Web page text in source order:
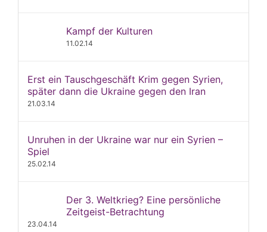
Kampf der Kulturen
11.02.14
Erst ein Tauschgeschäft Krim gegen Syrien,
später dann die Ukraine gegen den Iran
21.03.14
Unruhen in der Ukraine war nur ein Syrien –
Spiel
25.02.14
Der 3. Weltkrieg? Eine persönliche
Zeitgeist-Betrachtung
23.04.14